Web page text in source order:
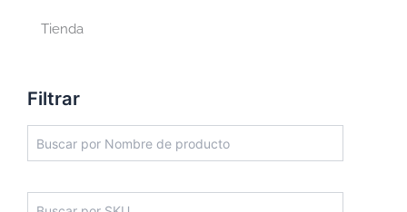
Tienda
Filtrar